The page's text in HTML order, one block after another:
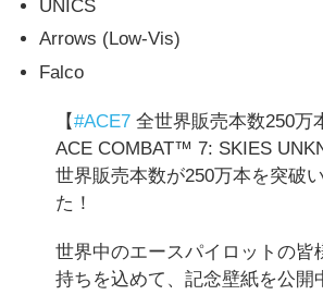
UNICS
Arrows (Low-Vis)
Falco
【#ACE7 全世界販売本数250万
ACE COMBAT™ 7: SKIES
世界販売本数が250万本を突破
た！
世界中のエースパイロットの皆
持ちを込めて、記念壁紙を公開